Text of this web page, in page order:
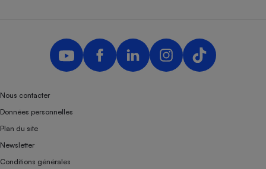
Nous contacter
Données personnelles
Plan du site
Newsletter
Conditions générales